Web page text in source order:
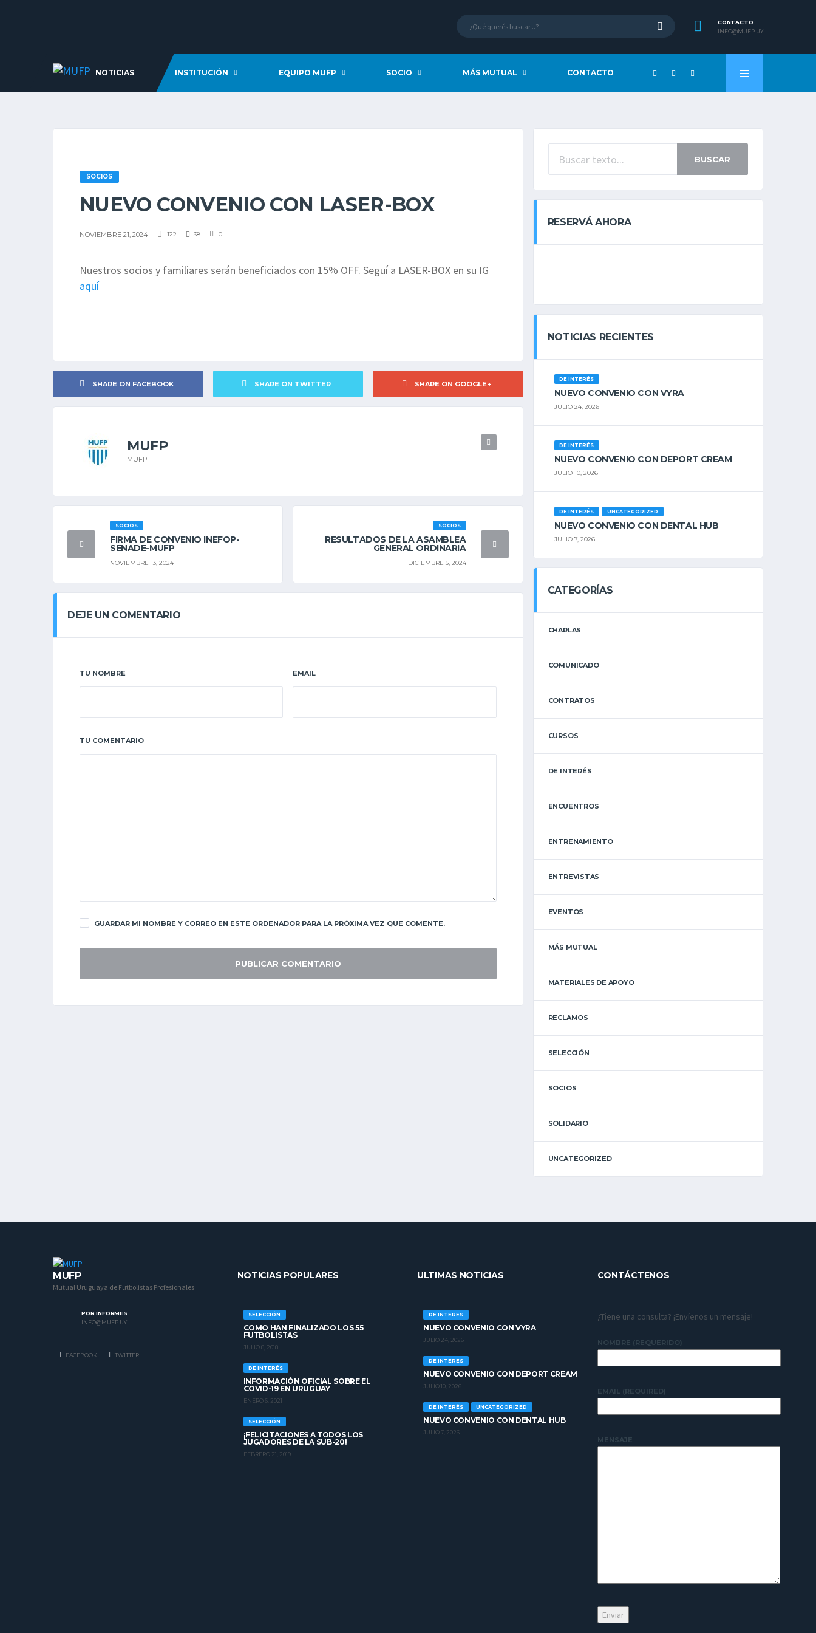
CONTACTO
INFO@MUFP.UY
NOTICIAS INSTITUCIÓN EQUIPO MUFP SOCIO MÁS MUTUAL CONTACTO
SOCIOS
NUEVO CONVENIO CON LASER-BOX
NOVIEMBRE 21, 2024 122 38 0
Nuestros socios y familiares serán beneficiados con 15% OFF. Seguí a LASER-BOX en su IG
aquí
SHARE ON FACEBOOK SHARE ON TWITTER SHARE ON GOOGLE+
MUFP
MUFP
SOCIOS
FIRMA DE CONVENIO INEFOP-
SENADE-MUFP
NOVIEMBRE 13, 2024
SOCIOS
RESULTADOS DE LA ASAMBLEA
GENERAL ORDINARIA
DICIEMBRE 5, 2024
DEJE UN COMENTARIO
TU NOMBRE EMAIL
TU COMENTARIO
GUARDAR MI NOMBRE Y CORREO EN ESTE ORDENADOR PARA LA PRÓXIMA VEZ QUE COMENTE.
BUSCAR
RESERVÁ AHORA
NOTICIAS RECIENTES
DE INTERÉS
NUEVO CONVENIO CON VYRA
JULIO 24, 2026
DE INTERÉS
NUEVO CONVENIO CON DEPORT CREAM
JULIO 10, 2026
DE INTERÉS UNCATEGORIZED
NUEVO CONVENIO CON DENTAL HUB
JULIO 7, 2026
CATEGORÍAS
CHARLAS
COMUNICADO
CONTRATOS
CURSOS
DE INTERÉS
ENCUENTROS
ENTRENAMIENTO
ENTREVISTAS
EVENTOS
MÁS MUTUAL
MATERIALES DE APOYO
RECLAMOS
SELECCIÓN
SOCIOS
SOLIDARIO
UNCATEGORIZED
MUFP
Mutual Uruguaya de Futbolistas Profesionales
POR INFORMES
INFO@MUFP.UY
FACEBOOK TWITTER
NOTICIAS POPULARES
SELECCIÓN
COMO HAN FINALIZADO LOS 55
FUTBOLISTAS
JULIO 8, 2018
DE INTERÉS
INFORMACIÓN OFICIAL SOBRE EL
COVID-19 EN URUGUAY
ENERO 6, 2021
SELECCIÓN
¡FELICITACIONES A TODOS LOS
JUGADORES DE LA SUB-20!
FEBRERO 21, 2019
ULTIMAS NOTICIAS
DE INTERÉS
NUEVO CONVENIO CON VYRA
JULIO 24, 2026
DE INTERÉS
NUEVO CONVENIO CON DEPORT CREAM
JULIO 10, 2026
DE INTERÉS UNCATEGORIZED
NUEVO CONVENIO CON DENTAL HUB
JULIO 7, 2026
CONTÁCTENOS
¿Tiene una consulta? ¡Envíenos un mensaje!
NOMBRE (REQUERIDO)
EMAIL (REQUIRED)
MENSAJE